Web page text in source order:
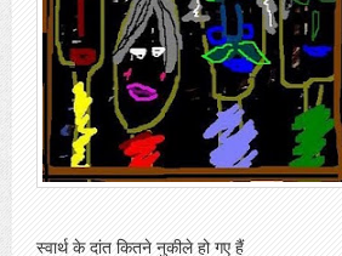
स्वार्थ के दांत कितने नुकीले हो गए हैं